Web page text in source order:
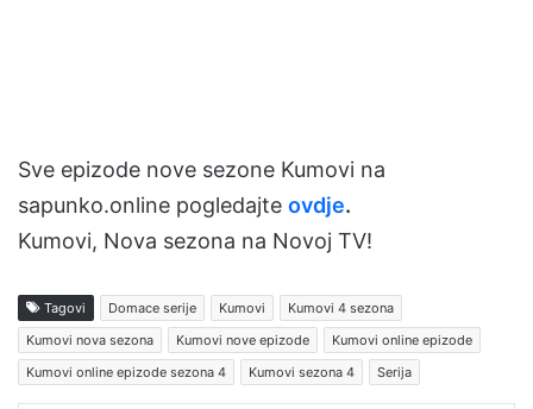
Sve epizode nove sezone Kumovi na
sapunko.online pogledajte ovdje.
Kumovi, Nova sezona na Novoj TV!
Tagovi Domace serije Kumovi
Kumovi 4 sezona
Kumovi nova sezona
Kumovi nove epizode
Kumovi online epizode
Kumovi online epizode sezona 4
Kumovi sezona 4 Serija